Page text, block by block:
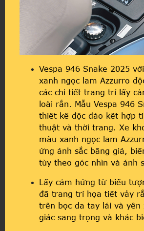
Vespa 946 Snake 2025
xanh ngọc lam Azzurro
các chi tiết trang trí lấy
loài rắn. Mẫu Vespa 946
thiết kế độc đáo kết hợp
thuật và thời trang. Xe
màu xanh ngọc lam
ứng ánh sắc băng giá,
tùy theo góc nhìn và ánh
Lấy cảm hứng từ biểu
đã trang trí họa tiết vảy
trên bọc da tay lái và yên
giác sang trọng và khác